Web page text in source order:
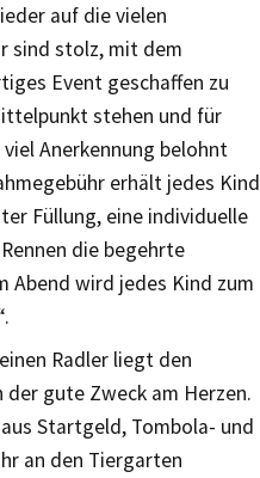
auf die vielen
sind stolz, mit dem
Event geschaffen zu
stehen und für
Anerkennung belohnt
erhält jedes Kind
Füllung, eine individuelle
die begehrte
Abend wird jedes Kind zum
Radler liegt den
gute Zweck am Herzen.
Startgeld, Tombola- und
an den Tiergarten